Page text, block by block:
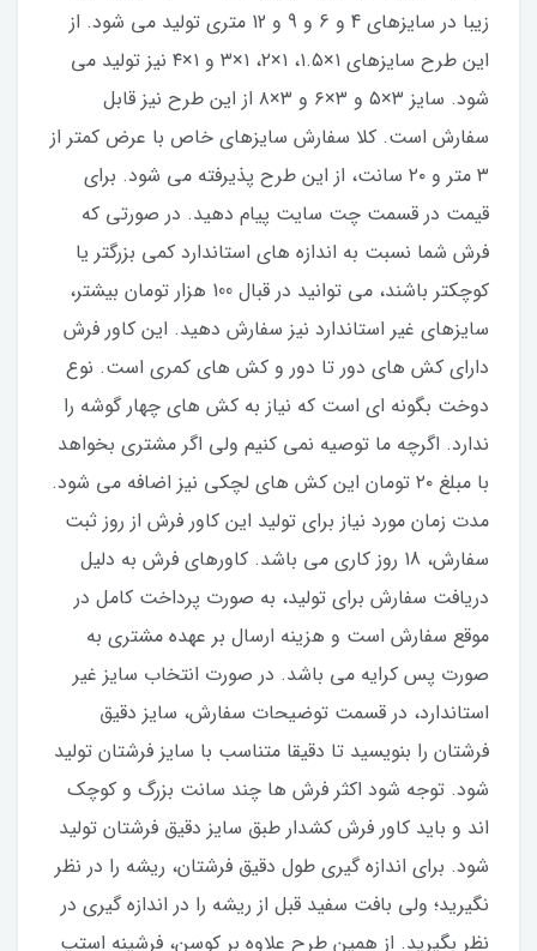
زیبا در سایزهای 4 و 6 و 9 و 12 متری تولید می شود. از
این طرح سایزهای ۱×۱.۵، ۱×۲، ۱×۳ و ۱×۴ نیز تولید می
شود. سایز ۳×۵ و ۳×۶ و ۳×۸ از این طرح نیز قابل
سفارش است. کلا سفارش سایزهای خاص با عرض کمتر از
۳ متر و ۲۰ سانت، از این طرح پذیرفته می شود. برای
قیمت در قسمت چت سایت پیام دهید. در صورتی که
فرش شما نسبت به اندازه های استاندارد کمی بزرگتر یا
کوچکتر باشند، می توانید در قبال 100 هزار تومان بیشتر،
سایزهای غیر استاندارد نیز سفارش دهید. این کاور فرش
دارای کش های دور تا دور و کش های کمری است. نوع
دوخت بگونه ای است که نیاز به کش های چهار گوشه را
ندارد. اگرچه ما توصیه نمی کنیم ولی اگر مشتری بخواهد
با مبلغ ۲۰ تومان این کش های لچکی نیز اضافه می شود.
مدت زمان مورد نیاز برای تولید این کاور فرش از روز ثبت
سفارش، 18 روز کاری می باشد. کاورهای فرش به دلیل
دریافت سفارش برای تولید، به صورت پرداخت کامل در
موقع سفارش است و هزینه ارسال بر عهده مشتری به
صورت پس کرایه می باشد. در صورت انتخاب سایز غیر
استاندارد، در قسمت توضیحات سفارش، سایز دقیق
فرشتان را بنویسید تا دقیقا متناسب با سایز فرشتان تولید
شود. توجه شود اکثر فرش ها چند سانت بزرگ و کوچک
اند و باید کاور فرش کشدار طبق سایز دقیق فرشتان تولید
شود. برای اندازه گیری طول دقیق فرشتان، ریشه را در نظر
نگیرید؛ ولی بافت سفید قبل از ریشه را در اندازه گیری در
نظر بگیرید. از همین طرح علاوه بر کوسن، فرشینه استپ